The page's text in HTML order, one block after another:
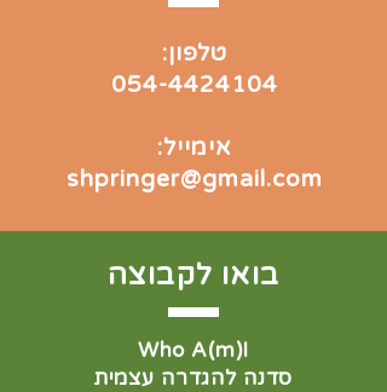
טלפון:
054-4424104
אימייל:
shpringer@gmail.com
בואו לקבוצה
Who A(m)I
סדנה להגדרה עצמית